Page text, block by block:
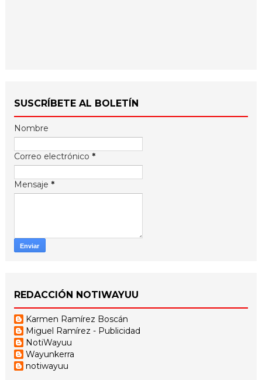
SUSCRÍBETE AL BOLETÍN
Nombre
Correo electrónico *
Mensaje *
REDACCIÓN NOTIWAYUU
Karmen Ramírez Boscán
Miguel Ramírez - Publicidad
NotiWayuu
Wayunkerra
notiwayuu